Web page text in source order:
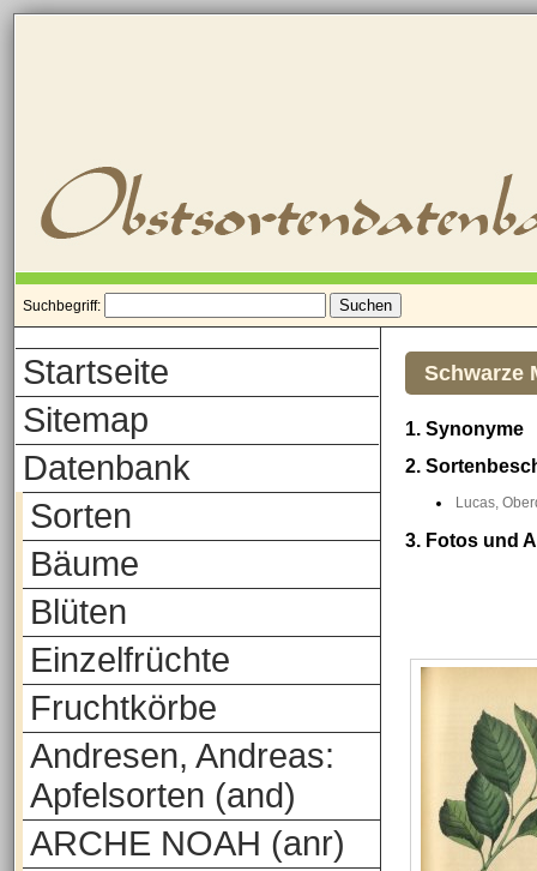
Suchbegriff:
Startseite
Sitemap
Datenbank
Sorten
Bäume
Blüten
Einzelfrüchte
Fruchtkörbe
Andresen, Andreas:
Apfelsorten (and)
ARCHE NOAH (anr)
Schwarze
1. Synonyme
2.
Lucas,
3. Fotos und